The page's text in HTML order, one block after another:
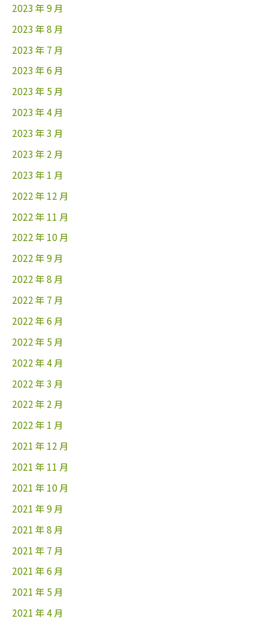
2023 年 9 月
2023 年 8 月
2023 年 7 月
2023 年 6 月
2023 年 5 月
2023 年 4 月
2023 年 3 月
2023 年 2 月
2023 年 1 月
2022 年 12 月
2022 年 11 月
2022 年 10 月
2022 年 9 月
2022 年 8 月
2022 年 7 月
2022 年 6 月
2022 年 5 月
2022 年 4 月
2022 年 3 月
2022 年 2 月
2022 年 1 月
2021 年 12 月
2021 年 11 月
2021 年 10 月
2021 年 9 月
2021 年 8 月
2021 年 7 月
2021 年 6 月
2021 年 5 月
2021 年 4 月